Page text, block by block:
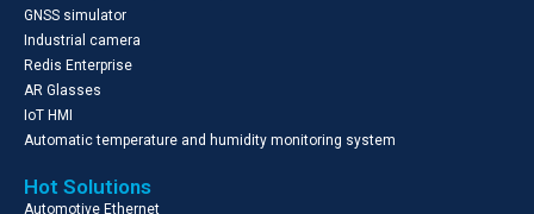
GNSS simulator
Industrial camera
Redis Enterprise
AR Glasses
IoT HMI
Automatic temperature and humidity monitoring system
Hot Solutions
Automotive Ethernet